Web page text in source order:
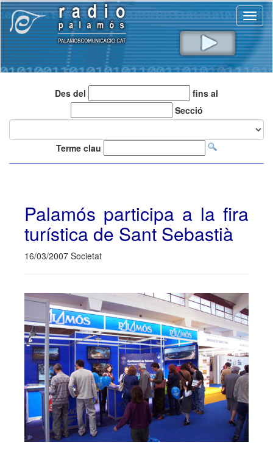
Des del
fins al
Secció
Terme clau
Palamós participa a la fira
turística de Sant Sebastià
16/03/2007 Societat